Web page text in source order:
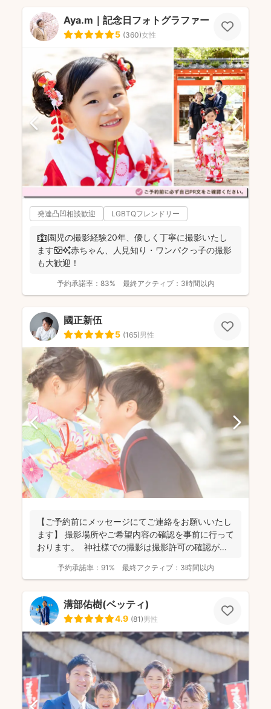
Aya.m｜記念日フォトグラファー
5 (360)女性
発達凸凹相談歓迎 LGBTQフレンドリー
🏫園児の撮影経験20年、優しく丁寧に撮影いたし
ます📷✨赤ちゃん、人見知り・ワンパクっ子の撮影
も大歓迎！
予約承諾率： 83% 最終アクティブ： 3時間以内
國正新伍
5 (165)男性
【ご予約前にメッセージにてご連絡をお願いいたし
ます】 撮影場所やご希望内容の確認を事前に行って
おります。 神社様での撮影は撮影許可の確認が必
予約承諾率： 91% 最終アクティブ： 3時間以内
溝部佑樹(ベッティ)
4.9 (81)男性